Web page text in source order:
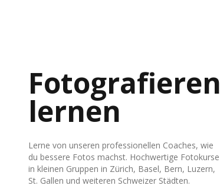
Fotografieren
lernen
Lerne von unseren professionellen Coaches, wie
du bessere Fotos machst. Hochwertige Fotokurse
in kleinen Gruppen in Zürich, Basel, Bern, Luzern,
St. Gallen und weiteren Schweizer Städten.